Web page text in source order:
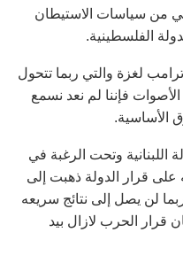
من سياسات الاستيطان
الفلسطينية.
لغزة والتي ربما تتحول
فإننا لم نعد نسمع
الأساسية.
اللبنانية وتحت الرغبة في
على قرار الدولة ذهبت إلى
لن يصل إلى نتائج سريعه
قرار الحرب لازال بيد